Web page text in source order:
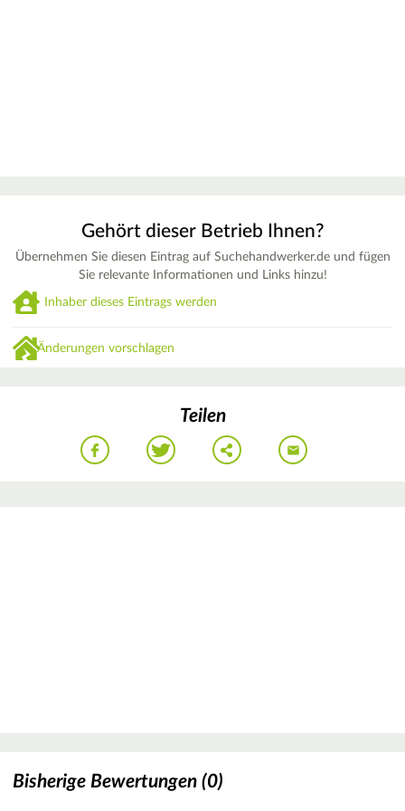
Gehört dieser Betrieb Ihnen?
Übernehmen Sie diesen Eintrag auf Suchehandwerker.de und fügen
Sie relevante Informationen und Links hinzu!
Inhaber dieses Eintrags werden
Änderungen vorschlagen
Teilen
Bisherige Bewertungen (0)